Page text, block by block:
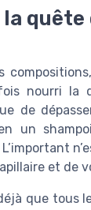
nourri la
de
un
et de
que tous